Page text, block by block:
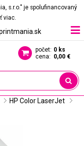
s.r.o." je spolufinancovaný
viac.
počet: 0 ks
cena: 0,00 €
HP Color LaserJet